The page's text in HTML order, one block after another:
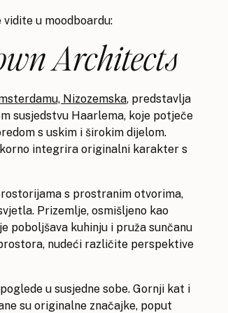
u moodboardu:
Architects
Nizozemska, predstavlja
susjedstvu Haarlema, koje potječe
s uskim i širokim dijelom.
integrira originalni karakter s
s prostranim otvorima,
Prizemlje, osmišljeno kao
poboljšava kuhinju i pruža sunčanu
nudeći različite perspektive
u susjedne sobe. Gornji kat i
su originalne značajke, poput